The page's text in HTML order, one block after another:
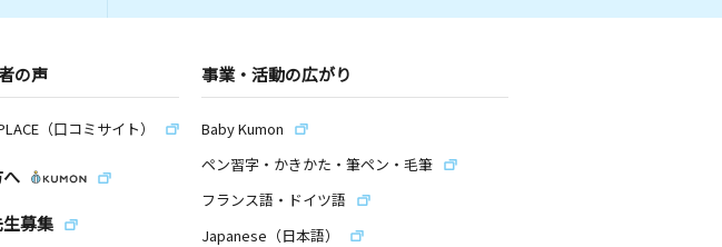
の声
（口コミサイト）
募集
事業・活動の広がり
Baby Kumon
ペン習字・かきかた・筆ペン・毛筆
フランス語・ドイツ語
Japanese（日本語）